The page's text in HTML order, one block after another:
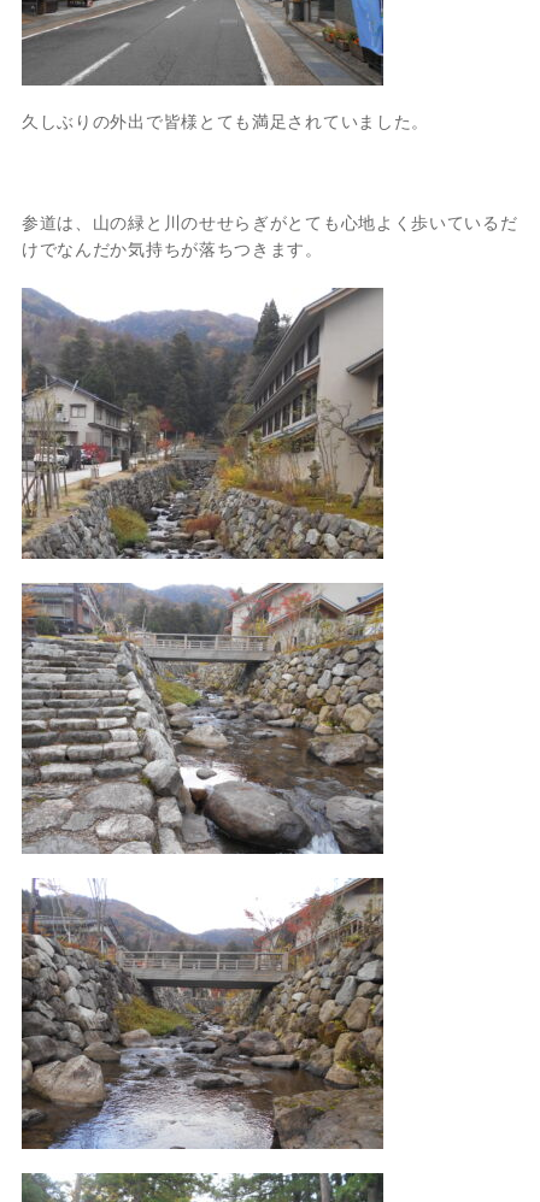
久しぶりの外出で皆様とても満足されていました。
参道は、山の緑と川のせせらぎがとても心地よく歩いているだ
けでなんだか気持ちが落ちつきます。